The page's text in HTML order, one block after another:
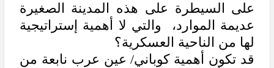
على السيطرة على هذه المدينة الصغيرة
عديمة الموارد، والتي لا أهمية إستراتيجية
لها من الناحية العسكرية؟
قد تكون أهمية كوباني/ عين عرب نابعة من